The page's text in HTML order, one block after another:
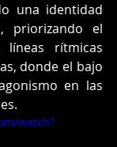
una identidad
priorizando el
rítmicas
donde el bajo
en las
watch?